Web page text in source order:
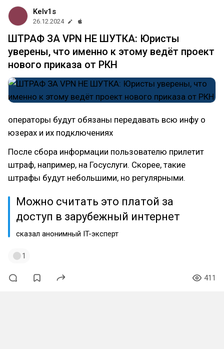
Kelv1s
26.12.2024
ШТРАФ ЗА VPN НЕ ШУТКА: Юристы
уверены, что именно к этому ведёт проект
нового приказа от РКН
операторы будут обязаны передавать всю инфу о
юзерах и их подключениях
После сбора информации пользователю прилетит
штраф, например, на Госуслуги. Скорее, такие
штрафы будут небольшими, но регулярными.
Можно считать это платой за
доступ в зарубежный интернет
сказал анонимный IT-эксперт
1
411